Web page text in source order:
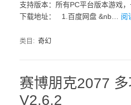
支持版本：所有PC平台版本游戏
下载地址： 1.百度网盘 &nb… 阅
类目: 奇幻
赛博朋克2077
V2.6.2